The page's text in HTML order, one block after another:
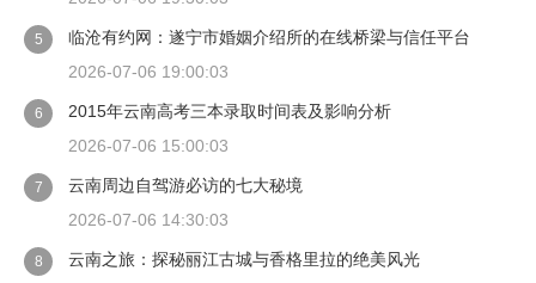
5
临沧有约网：遂宁市婚姻介绍所的在线桥梁与信任平台
2026-07-06 19:00:03
6
2015年云南高考三本录取时间表及影响分析
2026-07-06 15:00:03
7
云南周边自驾游必访的七大秘境
2026-07-06 14:30:03
8
云南之旅：探秘丽江古城与香格里拉的绝美风光